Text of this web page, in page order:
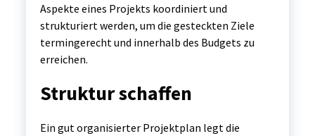
Aspekte eines Projekts koordiniert und
strukturiert werden, um die gesteckten Ziele
termingerecht und innerhalb des Budgets zu
erreichen.
Struktur schaffen
Ein gut organisierter Projektplan legt die